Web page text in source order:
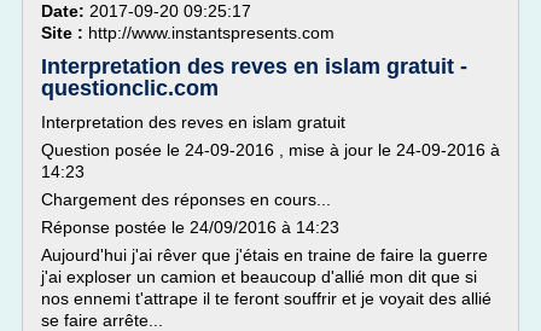
Date: 2017-09-20 09:25:17
Site : http://www.instantspresents.com
Interpretation des reves en islam gratuit -
questionclic.com
Interpretation des reves en islam gratuit
Question posée le 24-09-2016 , mise à jour le 24-09-2016 à
14:23
Chargement des réponses en cours...
Réponse postée le 24/09/2016 à 14:23
Aujourd'hui j'ai rêver que j'étais en traine de faire la guerre
j'ai exploser un camion et beaucoup d'allié mon dit que si
nos ennemi t'attrape il te feront souffrir et je voyait des allié
se faire arrête...